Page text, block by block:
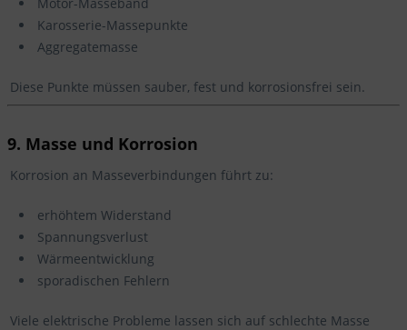
Karosserie-Massepunkte
Aggregatemasse
Diese Punkte müssen sauber, fest und korrosionsfrei sein.
9. Masse und Korrosion
Korrosion an Masseverbindungen führt zu:
erhöhtem Widerstand
Spannungsverlust
Wärmeentwicklung
sporadischen Fehlern
Viele elektrische Probleme lassen sich auf schlechte Masse